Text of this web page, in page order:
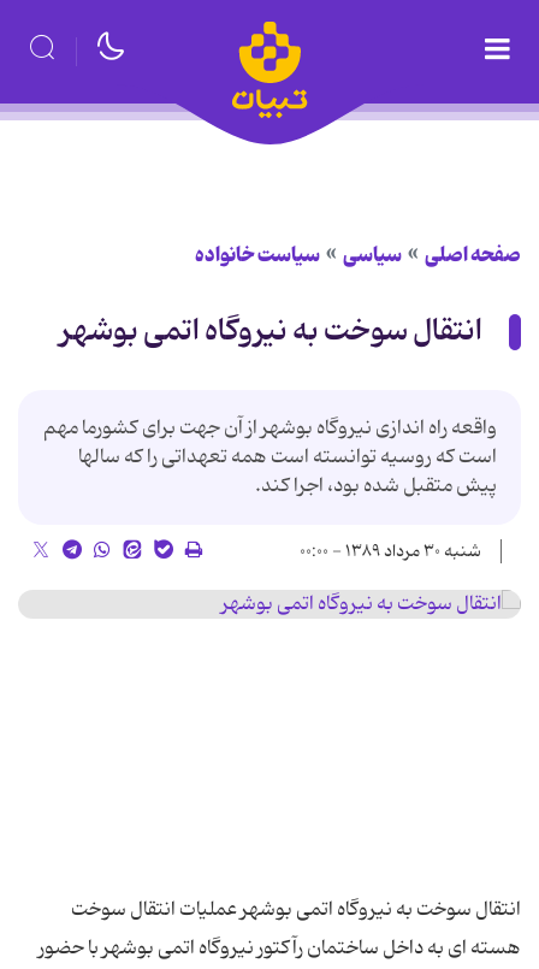
صفحه اصلی سیاسی سیاست خانواده
انتقال سوخت به نیروگاه اتمی بوشهر
واقعه راه اندازی نیروگاه بوشهر از آن جهت برای کشورما مهم
است که روسیه توانسته است همه تعهداتی را که سالها
پیش متقبل شده بود، اجرا کند.
شنبه ۳۰ مرداد ۱۳۸۹ - ۰۰:۰۰
انتقال سوخت به نیروگاه اتمی بوشهر عملیات انتقال سوخت
هسته ای به داخل ساختمان رآکتور نیروگاه اتمی بوشهر با حضور